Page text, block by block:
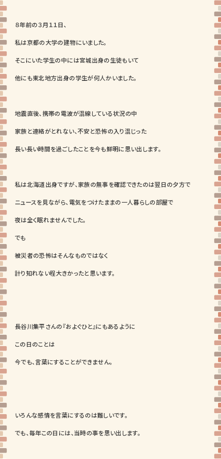
８年前の３月１１日、
私は京都の大学の建物にいました。
そこにいた学生の中には宮城出身の生徒もいて
他にも東北地方出身の学生が何人かいました。
地震直後、携帯の電波が混線している状況の中
家族と連絡がとれない、不安と恐怖の入り混じった
長い長い時間を過ごしたことを今も鮮明に思い出します。
私は北海道出身ですが、家族の無事を確認できたのは翌日の夕方で
ニュースを見ながら、電気をつけたままの一人暮らしの部屋で
夜は全く眠れませんでした。
でも
被災者の恐怖はそんなものではなく
計り知れない程大きかったと思います。
長谷川集平さんの『およぐひと』にもあるように
この日のことは
今でも、言葉にすることができません。
いろんな感情を言葉にするのは難しいです。
でも、毎年この日には、当時の事を思い出します。